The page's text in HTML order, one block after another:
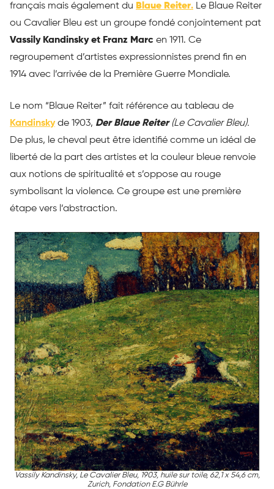
français mais également du Blaue Reiter. Le Blaue Reiter
ou Cavalier Bleu est un groupe fondé conjointement pat
Vassily Kandinsky et Franz Marc en 1911. Ce
regroupement d’artistes expressionnistes prend fin en
1914 avec l’arrivée de la Première Guerre Mondiale.
Le nom “Blaue Reiter” fait référence au tableau de
Kandinskyde 1903, Der Blaue Reiter(Le Cavalier Bleu).
De plus, le cheval peut être identifié comme un idéal de
liberté de la part des artistes et la couleur bleue renvoie
aux notions de spiritualité et s’oppose au rouge
symbolisant la violence. Ce groupe est une première
étape vers l’abstraction.
Vassily Kandinsky, Le Cavalier Bleu, 1903, huile sur toile, 62,1 x 54,6 cm,
Zurich, Fondation E.G Bührle